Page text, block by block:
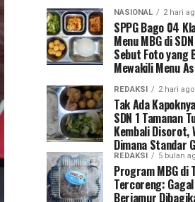
NASIONAL 2 hari
SPPG Bago 04
Menu MBG di
Sebut Foto yang
Mewakili Menu
REDAKSI 2 hari ago
Tak Ada
SDN 1 Tamanan
Kembali Disorot,
Dimana Standar
REDAKSI 5 bulan
Program MBG di
Tercoreng:
Berjamur